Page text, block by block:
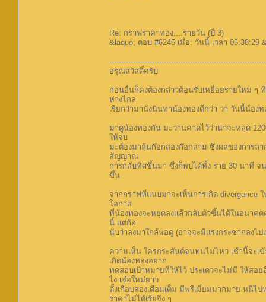
Re: กราฟราคาทอง....รายวัน (ปี 3)
&laquo; ตอบ #6245 เมื่อ: วันนี้ เวลา 05:38:29
อรุณสวัสดิ์ครับ
ก่อนอื่นก็คงต้องกล่าวต้อนรับเหยื่อยรายใหม่ ๆ
ห่างไกล
เรียกว่ามานั่งนินทาน้องทองดีกว่า ว่า วันนี้น้อง
มาดูน้องทองกัน มะวานคาดไว้ว่าน่าจะหลุด
ให้จบ
มะต้องมาลุ้นก๊อกสองก๊อกสาม ซึ่งผลของการล
สัญญาณ
การกลับทิศขึ้นมา ซึ่งก็พบได้ทั้ง ราย 30 นาที จ
ขึ้น
จากกราฟที่แนบมาจะเห็นการเกิด
โอกาส
ที่น้องทองจะหยุดลงแล้วกลับตัวขึ้นได้ในอนาค
นี้ แต่ก้อ
นับว่าลงมาใกล้พอดู (อาจจะมีแรงกระชากลงไ
ความเห็น ใครกระสันต์จนทนไม่ไหว เช้านี้จะ
เกิดน้องทองอยาก
ทดสอบเป้าหมายที่ให้ไว้ ประเดวจะไม่มี ให้สอ
ไง เจ๋อใหม่ยาว
ตั้งเกือบสองเดือนเต็ม มีพรีเมี่ยมมากมาย หนีไ
ราคาไม่ได้เร้ยจิง ๆ